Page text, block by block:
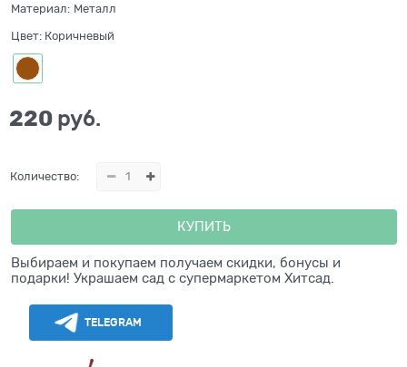
Материал: Металл
Цвет: Коричневый
220 руб.
Количество:
КУПИТЬ
Выбираем и покупаем получаем скидки, бонусы и
подарки! Украшаем сад с супермаркетом Хитсад.
TELEGRAM